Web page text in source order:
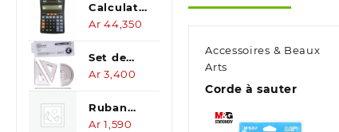
Calculatrice
de bureau
Ar 44,350
Set de
dessin
4pcs
Ar 3,400
Ruban
correcteur
Ar 1,590
Accessoires & Beaux
Arts
Corde à sauter